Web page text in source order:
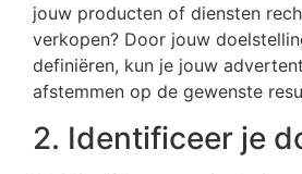
jouw producten of diensten
verkopen? Door jouw
definiëren, kun je jouw
afstemmen op de gewenste
2. Identificeer je